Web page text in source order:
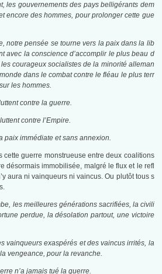
les gouvernements des pays belligérants dem
encore des hommes, pour prolonger cette gue
notre pensée se tourne vers la paix dans la lib
avec la conscience d’accomplir le plus beau d
courageux socialistes de la minorité alleman
dans le combat contre le fléau le plus terr
les hommes.
contre la guerre.
contre l’Empire.
paix immédiate et sans annexion.
cette guerre monstrueuse entre deux coalitions
désormais immobilisée, malgré le flux et le refl
aura ni vainqueurs ni vaincus. Ou plutôt tous s
les meilleures générations sacrifiées, la civili
perdue, la désolation partout, une victoire
vainqueurs exaspérés et des vaincus irrités, la
vengeance, pour la revanche.
n’a jamais tué la guerre.